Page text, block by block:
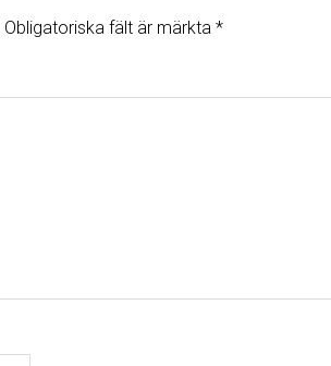
Obligatoriska fält är märkta *